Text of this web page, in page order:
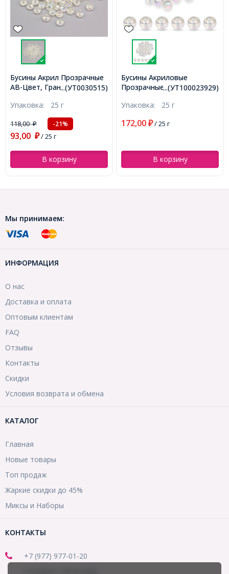
...(УТ0030515)
Бусины Акрил Прозрачные
АВ-Цвет, Граненые,
Бесцветный, Размер:
8х6мм, Отверстие 2мм,
около 100шт/25г,
(УТ0030515)
Упаковка: 25 г
118,00₽ -21%
93,00 ₽/ 25 г
В корзину
...(УТ100023929)
Бусины Акриловые
Прозрачные Круглые, АВ
Отверстие 1.8мм, около
Упаковка: 25 г
172,00 ₽/ 25 г
В корзину
Мы принимаем:
ИНФОРМАЦИЯ
О нас
Доставка и оплата
Оптовым клиентам
FAQ
Отзывы
Контакты
Скидки
Условия возврата и обмена
КАТАЛОГ
Главная
Новые товары
Топ продаж
Жаркие скидки до 45%
Миксы и Наборы
КОНТАКТЫ
+7 (977) 977-01-20